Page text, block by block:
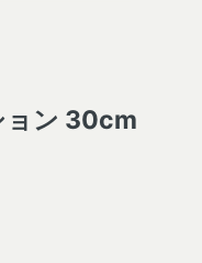
ョン 30cm